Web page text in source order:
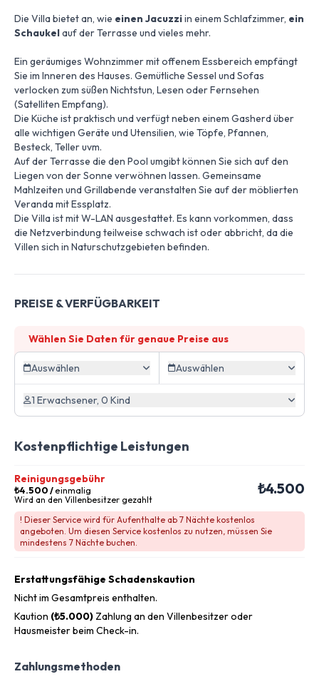
Die Villa bietet an, wie einen Jacuzziin einem Schlafzimmer, ein
Schaukelauf der Terrasse und vieles mehr.
Ein geräumiges Wohnzimmer mit offenem Essbereich empfängt
Sie im Inneren des Hauses. Gemütliche Sessel und Sofas
verlocken zum süßen Nichtstun, Lesen oder Fernsehen
(Satelliten Empfang).
Die Küche ist praktisch und verfügt neben einem Gasherd über
alle wichtigen Geräte und Utensilien, wie Töpfe, Pfannen,
Besteck, Teller uvm.
Auf der Terrasse die den Pool umgibt können Sie sich auf den
Liegen von der Sonne verwöhnen lassen. Gemeinsame
Mahlzeiten und Grillabende veranstalten Sie auf der möblierten
Veranda mit Essplatz.
Die Villa ist mit W-LAN ausgestattet. Es kann vorkommen, dass
die Netzverbindung teilweise schwach ist oder abbricht, da die
Villen sich in Naturschutzgebieten befinden.
PREISE & VERFÜGBARKEIT
Wählen Sie Daten für genaue Preise aus
Auswählen Auswählen
1 Erwachsener, 0 Kind
Kostenpflichtige Leistungen
Reinigungsgebühr
₺4.500/einmalig
Wird an den Villenbesitzer gezahlt
₺4.500
! Dieser Service wird für Aufenthalte ab 7 Nächte kostenlos
angeboten. Um diesen Service kostenlos zu nutzen, müssen Sie
mindestens 7 Nächte buchen.
Erstattungsfähige Schadenskaution
Nicht im Gesamtpreis enthalten.
Kaution (₺5.000) Zahlung an den Villenbesitzer oder
Hausmeister beim Check-in.
Zahlungsmethoden